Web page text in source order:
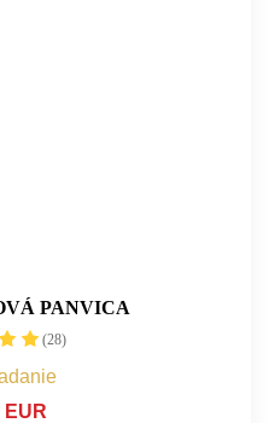
PANVICA
(28)
EUR